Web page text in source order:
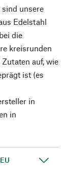
sind unsere
Edelstahl
die
kreisrunden
auf, wie
ist (es
in
in